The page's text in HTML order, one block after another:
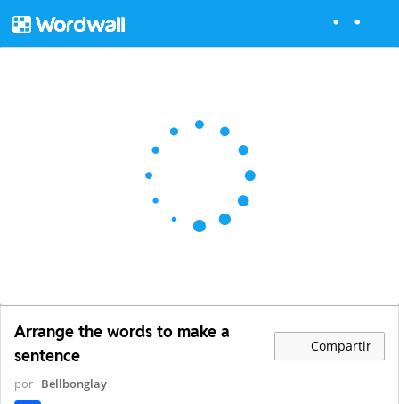
Arrange the words to make a
sentence
Compartir
por Bellbonglay